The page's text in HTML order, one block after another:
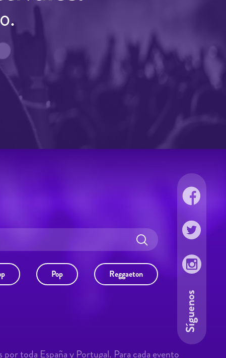
Pop Reggaeton
Síguenos
toda España y Portugal. Para cada evento